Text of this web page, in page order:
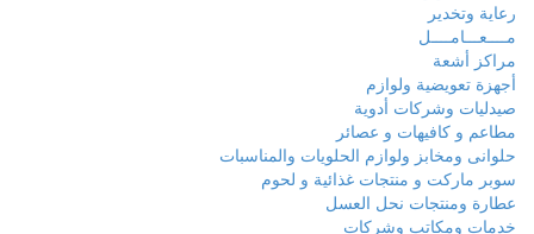
رعاية وتخدير
مــــعـــامــــل
مراكز أشعة
أجهزة تعويضية ولوازم
صيدليات وشركات أدوية
مطاعم و كافيهات و عصائر
حلوانى ومخابز ولوازم الحلويات والمناسبات
سوبر ماركت و منتجات غذائية و لحوم
عطارة ومنتجات نحل العسل
خدمات ومكاتب وشركات